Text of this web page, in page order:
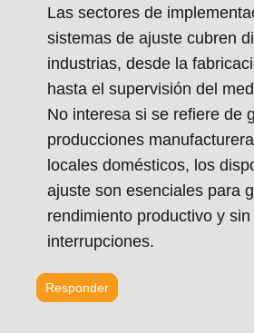
Las sectores de
sistemas de ajuste cubren
industrias, desde la
hasta el supervisión del
No interesa si se refiere de
producciones
locales domésticos, los
ajuste son esenciales para
rendimiento productivo y
interrupciones.
Responder